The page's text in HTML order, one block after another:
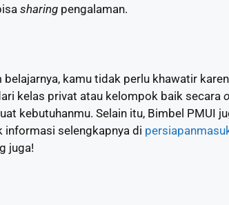
sharing pengalaman.
belajarnya, kamu tidak perlu khawatir
kelas privat atau kelompok baik secara
kebutuhanmu. Selain itu, Bimbel PMUI
informasi selengkapnya di
juga!